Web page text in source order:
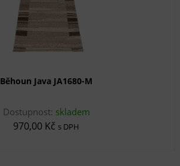
Běhoun Java JA1680-M
Dostupnost: skladem
970,00 Kč s DPH